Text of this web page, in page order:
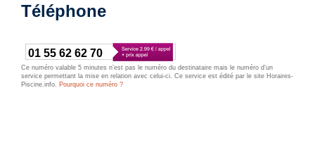
Téléphone
01 55 62 62 70
Ce numéro valable 5 minutes n’est pas le numéro du destinataire mais le numéro d’un
service permettant la mise en relation avec celui-ci. Ce service est édité par le site Horaires-
Piscine.info. Pourquoi ce numéro ?